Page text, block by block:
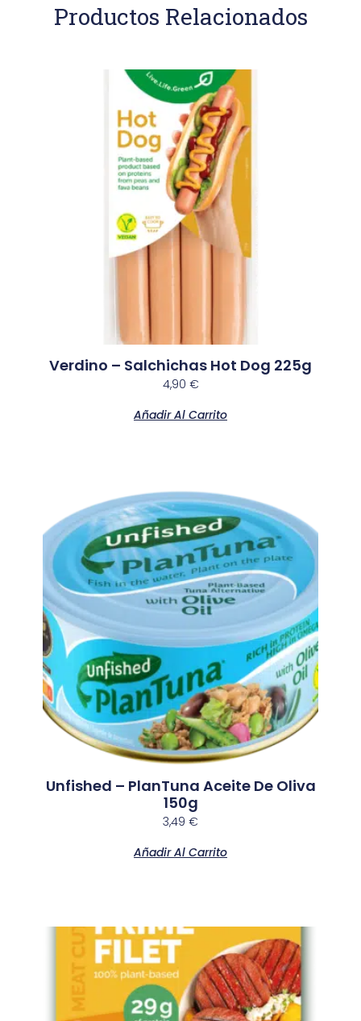
Productos Relacionados
Verdino – Salchichas Hot Dog 225g
4,90 €
Añadir Al Carrito
Unfished – PlanTuna Aceite De Oliva
150g
3,49 €
Añadir Al Carrito